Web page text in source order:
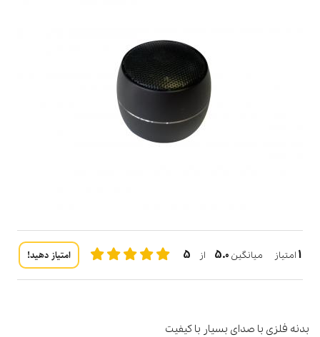
1 امتیاز میانگین 5.0 از 5 امتیاز دهید!
بدنه فلزی با صدای بسیار با کیفیت